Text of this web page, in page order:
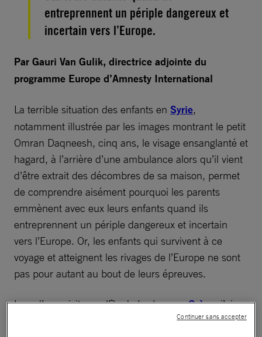
entreprennent un périple dangereux et
incertain vers l’Europe.
Par Gauri Van Gulik, directrice adjointe du
programme Europe d’Amnesty International
La terrible situation des enfants en Syrie,
notamment illustrée par les images montrant le petit
Omran Daqneesh, cinq ans, le visage ensanglanté et
hagard, à l’arrière d’une ambulance alors qu’il vient
d’être extrait des décombres de sa maison, permet
de comprendre aisément pourquoi les parents
emmènent avec eux leurs enfants quand ils
entreprennent un périple dangereux et incertain
vers l’Europe. Or, les enfants qui survivent à ce
voyage et atteignent les rivages de l’Europe ne sont
pas pour autant au bout de leurs épreuves.
Lors d’une visite sur l’île de Lesbos, enGrèce, j’ai vu
Continuer sans accepter